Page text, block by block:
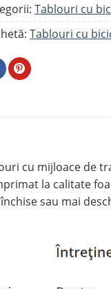
Tablouri cu
Tablouri cu
cu mijloace
la calitate
sau mai